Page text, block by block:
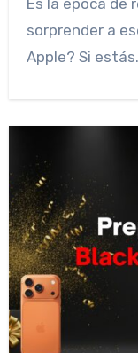
sorprender a
Apple? Si